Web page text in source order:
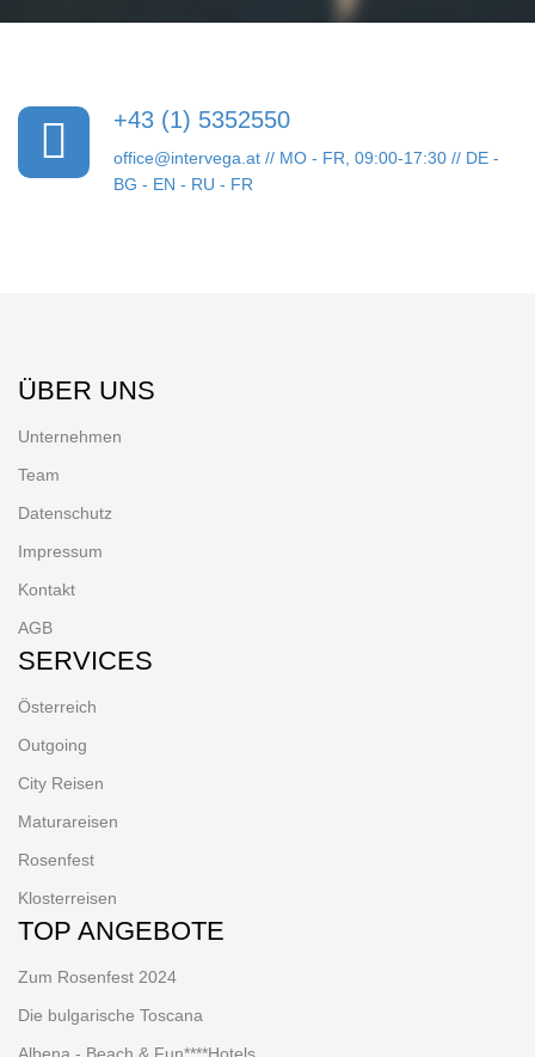
+43 (1) 5352550
office@intervega.at // MO - FR, 09:00-17:30 // DE -
BG - EN - RU - FR
ÜBER UNS
Unternehmen
Team
Datenschutz
Impressum
Kontakt
AGB
SERVICES
Österreich
Outgoing
City Reisen
Maturareisen
Rosenfest
Klosterreisen
TOP ANGEBOTE
Zum Rosenfest 2024
Die bulgarische Toscana
Albena - Beach & Fun****Hotels